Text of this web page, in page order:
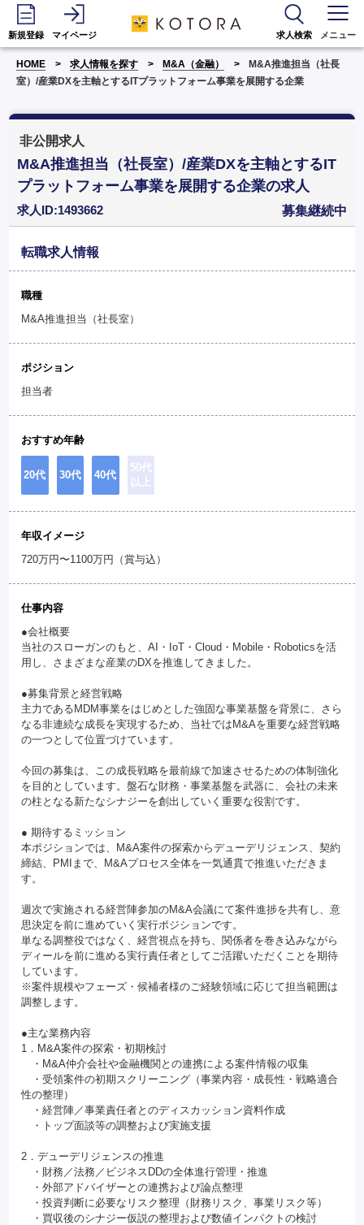
新規登録 マイページ 求人検索 メニュー
HOME 求人情報を探す M&A（金融）
M&A推進担当（社長
室）/産業DXを主軸とするITプラットフォーム事業を展開する企業
非公開求人
M&A推進担当（社長室）/産業DXを主軸とするIT
プラットフォーム事業を展開する企業の求人
求人ID:1493662 募集継続中
転職求人情報
職種
M&A推進担当（社長室）
ポジション
担当者
おすすめ年齢
20代 30代 40代
50代
以上
年収イメージ
720万円〜1100万円（賞与込）
仕事内容
●会社概要
当社のスローガンのもと、AI・IoT・Cloud・Mobile・Roboticsを活
用し、さまざまな産業のDXを推進してきました。
●募集背景と経営戦略
主力であるMDM事業をはじめとした強固な事業基盤を背景に、さら
なる非連続な成長を実現するため、当社ではM&Aを重要な経営戦略
の一つとして位置づけています。
今回の募集は、この成長戦略を最前線で加速させるための体制強化
を目的としています。盤石な財務・事業基盤を武器に、会社の未来
の柱となる新たなシナジーを創出していく重要な役割です。
● 期待するミッション
本ポジションでは、M&A案件の探索からデューデリジェンス、契約
締結、PMIまで、M&Aプロセス全体を一気通貫で推進いただきま
す。
週次で実施される経営陣参加のM&A会議にて案件進捗を共有し、意
思決定を前に進めていく実行ポジションです。
単なる調整役ではなく、経営視点を持ち、関係者を巻き込みながら
ディールを前に進める実行責任者としてご活躍いただくことを期待
しています。
※案件規模やフェーズ・候補者様のご経験領域に応じて担当範囲は
調整します。
●主な業務内容
1．M&A案件の探索・初期検討
・M&A仲介会社や金融機関との連携による案件情報の収集
・受領案件の初期スクリーニング（事業内容・成長性・戦略適合
性の整理）
・経営陣／事業責任者とのディスカッション資料作成
・トップ面談等の調整および実施支援
2．デューデリジェンスの推進
・財務／法務／ビジネスDDの全体進行管理・推進
・外部アドバイザーとの連携および論点整理
・投資判断に必要なリスク整理（財務リスク、事業リスク等）
・買収後のシナジー仮説の整理および数値インパクトの検討